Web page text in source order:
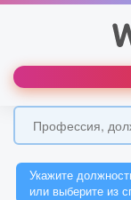
Укажите
или выберите из